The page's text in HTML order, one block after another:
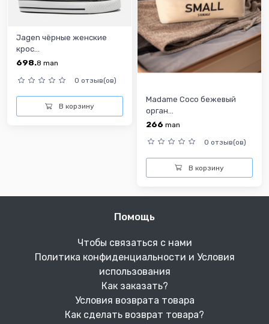
Jagen чёрные женские
крос...
698.8 man
0 отзыв(ов)
В корзину
Madame Coco бежевый
орган...
266 man
0 отзыв(ов)
В корзину
Помощь
Чтобы связаться с нами
Политика конфиденциальности и Условия
использования
Как заказать?
Условия возврата товара
Как сделать возврат товара?